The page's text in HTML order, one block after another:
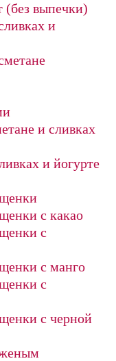
выпечки)
и
и сливках
и йогурте
с какао
с
с манго
с
с черной